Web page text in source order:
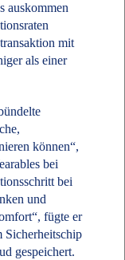
auskommen
mit
als einer
können“,
bei
bei
und
fügte er
Sicherheitschip
gespeichert.